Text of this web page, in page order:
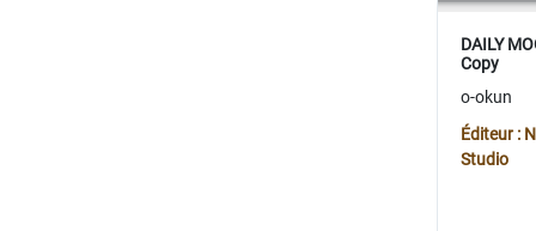
DAILY
Copy
o-okun
Éditeur :
Studio